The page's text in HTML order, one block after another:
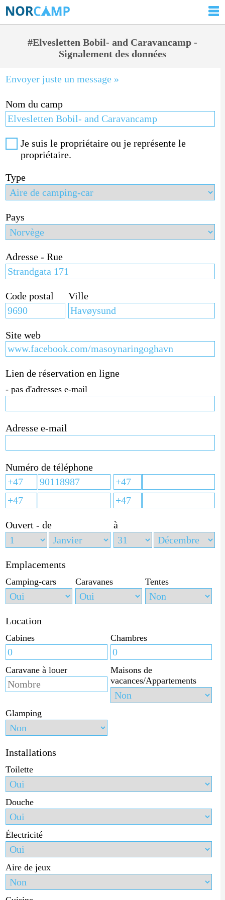
#Elvesletten Bobil- and Caravancamp -
Signalement des données
Envoyer juste un message »
Nom du camp
Je suis le propriétaire ou je représente le
propriétaire.
Type
Pays
Adresse - Rue
Code postal Ville
Site web
Lien de réservation en ligne
- pas d'adresses e-mail
Adresse e-mail
Numéro de téléphone
Ouvert - de à
Emplacements
Camping-cars Caravanes Tentes
Location
Cabines Chambres
Caravane à louer
Maisons de
vacances/Appartements
Glamping
Installations
Toilette
Douche
Électricité
Aire de jeux